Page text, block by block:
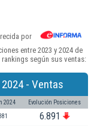
por
entre 2023 y 2024 de
según sus ventas:
- Ventas
2024 Evolución Posiciones
6.891